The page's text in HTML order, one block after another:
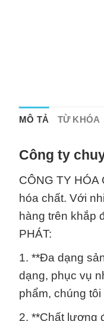
MÔ TẢ TỪ KHÓA
Công ty
CÔNG TY
hóa chất. Với
hàng trên khắp
PHÁT:
1. **Đa dạng
dạng, phục vụ
phẩm, chúng
2. **Chất lượng